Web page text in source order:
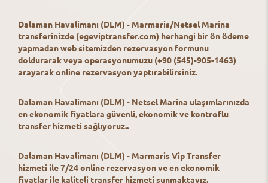
Dalaman Havalimanı (DLM) - Marmaris/Netsel Marina
transferinizde (egeviptransfer.com) herhangi bir ön ödeme
yapmadan web sitemizden rezervasyon formunu
doldurarak veya operasyonumuzu (+90 (545)-905-1463)
arayarak online rezervasyon yaptırabilirsiniz.
Dalaman Havalimanı (DLM) - Netsel Marina ulaşımlarınızda
en ekonomik fiyatlara güvenli, ekonomik ve kontroflu
transfer hizmeti sağlıyoruz..
Dalaman Havalimanı (DLM) - Marmaris Vip Transfer
hizmeti ile 7/24 online rezervasyon ve en ekonomik
fiyatlar ile kaliteli transfer hizmeti sunmaktayız.